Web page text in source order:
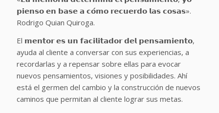
𝗽𝗶𝗲𝗻𝘀𝗼 𝗲𝗻 𝗯𝗮𝘀𝗲 𝗮 𝗰𝗼́𝗺𝗼 𝗿𝗲𝗰𝘂𝗲𝗿𝗱𝗼 𝗹𝗮𝘀 𝗰𝗼𝘀𝗮𝘀».
Rodrigo Quian Quiroga.
El 𝗺𝗲𝗻𝘁𝗼𝗿 𝗲𝘀 𝘂𝗻 𝗳𝗮𝗰𝗶𝗹𝗶𝘁𝗮𝗱𝗼𝗿 𝗱𝗲𝗹 𝗽𝗲𝗻𝘀𝗮𝗺𝗶𝗲𝗻𝘁𝗼,
ayuda al cliente a conversar con sus experiencias, a
recordarlas y a repensar sobre ellas para evocar
nuevos pensamientos, visiones y posibilidades. Ahí
está el germen del cambio y la construcción de nuevos
caminos que permitan al cliente lograr sus metas.